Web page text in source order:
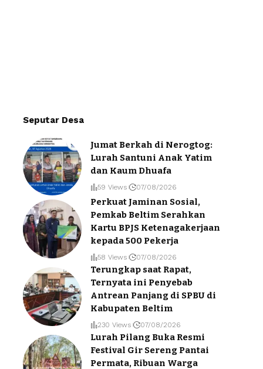
Seputar Desa
Jumat Berkah di Nerogtog:
Lurah Santuni Anak Yatim
dan Kaum Dhuafa
59 Views 07/08/2026
Perkuat Jaminan Sosial,
Pemkab Beltim Serahkan
Kartu BPJS Ketenagakerjaan
kepada 500 Pekerja
58 Views 07/08/2026
Terungkap saat Rapat,
Ternyata ini Penyebab
Antrean Panjang di SPBU di
Kabupaten Beltim
230 Views 07/08/2026
Lurah Pilang Buka Resmi
Festival Gir Sereng Pantai
Permata, Ribuan Warga